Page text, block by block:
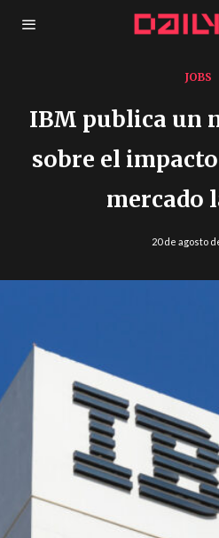
JOBS
IBM publica un
sobre el
mercado
20 de agosto